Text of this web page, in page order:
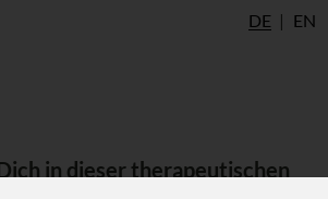
DE EN
in dieser therapeutischen